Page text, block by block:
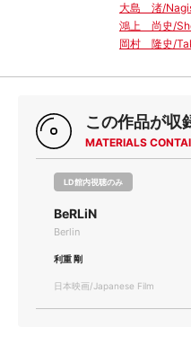
大島 渚/
鴻上 尚史/
岡村 隆史/
この作品が収
MATERIALS
LD館内視聴のみ
BeRLiN
Berlin
利重 剛
日本映画/Japanese Film